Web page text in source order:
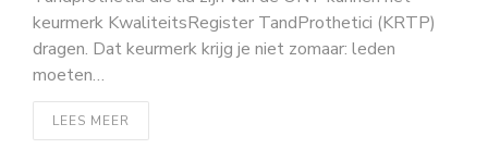
keurmerk KwaliteitsRegister TandProthetici (KRTP)
dragen. Dat keurmerk krijg je niet zomaar: leden
moeten…
LEES MEER